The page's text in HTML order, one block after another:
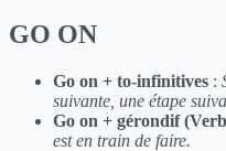
GO ON
Go on + to-infinitives :
suivante, une étape
Go on + gérondif
est en train de faire.